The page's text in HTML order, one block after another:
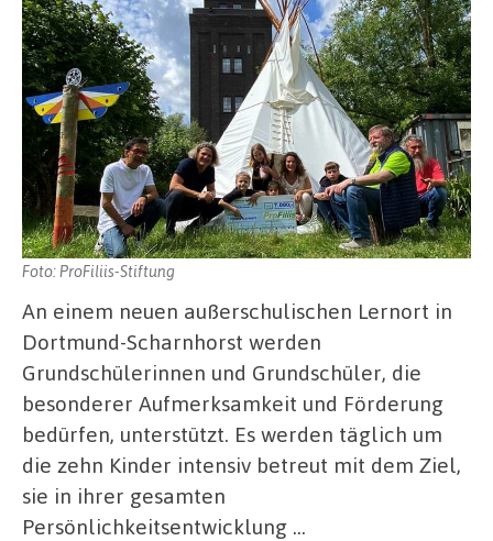
Foto: ProFiliis-Stiftung
An einem neuen außerschulischen Lernort in
Dortmund-Scharnhorst werden
Grundschülerinnen und Grundschüler, die
besonderer Aufmerksamkeit und Förderung
bedürfen, unterstützt. Es werden täglich um
die zehn Kinder intensiv betreut mit dem Ziel,
sie in ihrer gesamten
Persönlichkeitsentwicklung …